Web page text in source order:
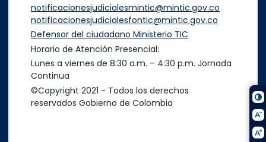
notificacionesjudicialesmintic@mintic.gov.co
notificacionesjudicialesfontic@mintic.gov.co
Defensor del ciudadano Ministerio TIC
Horario de Atención Presencial:
Lunes a viernes de 8:30 a.m. – 4:30 p.m. Jornada
Continua
©Copyright 2021 - Todos los derechos
reservados Gobierno de Colombia